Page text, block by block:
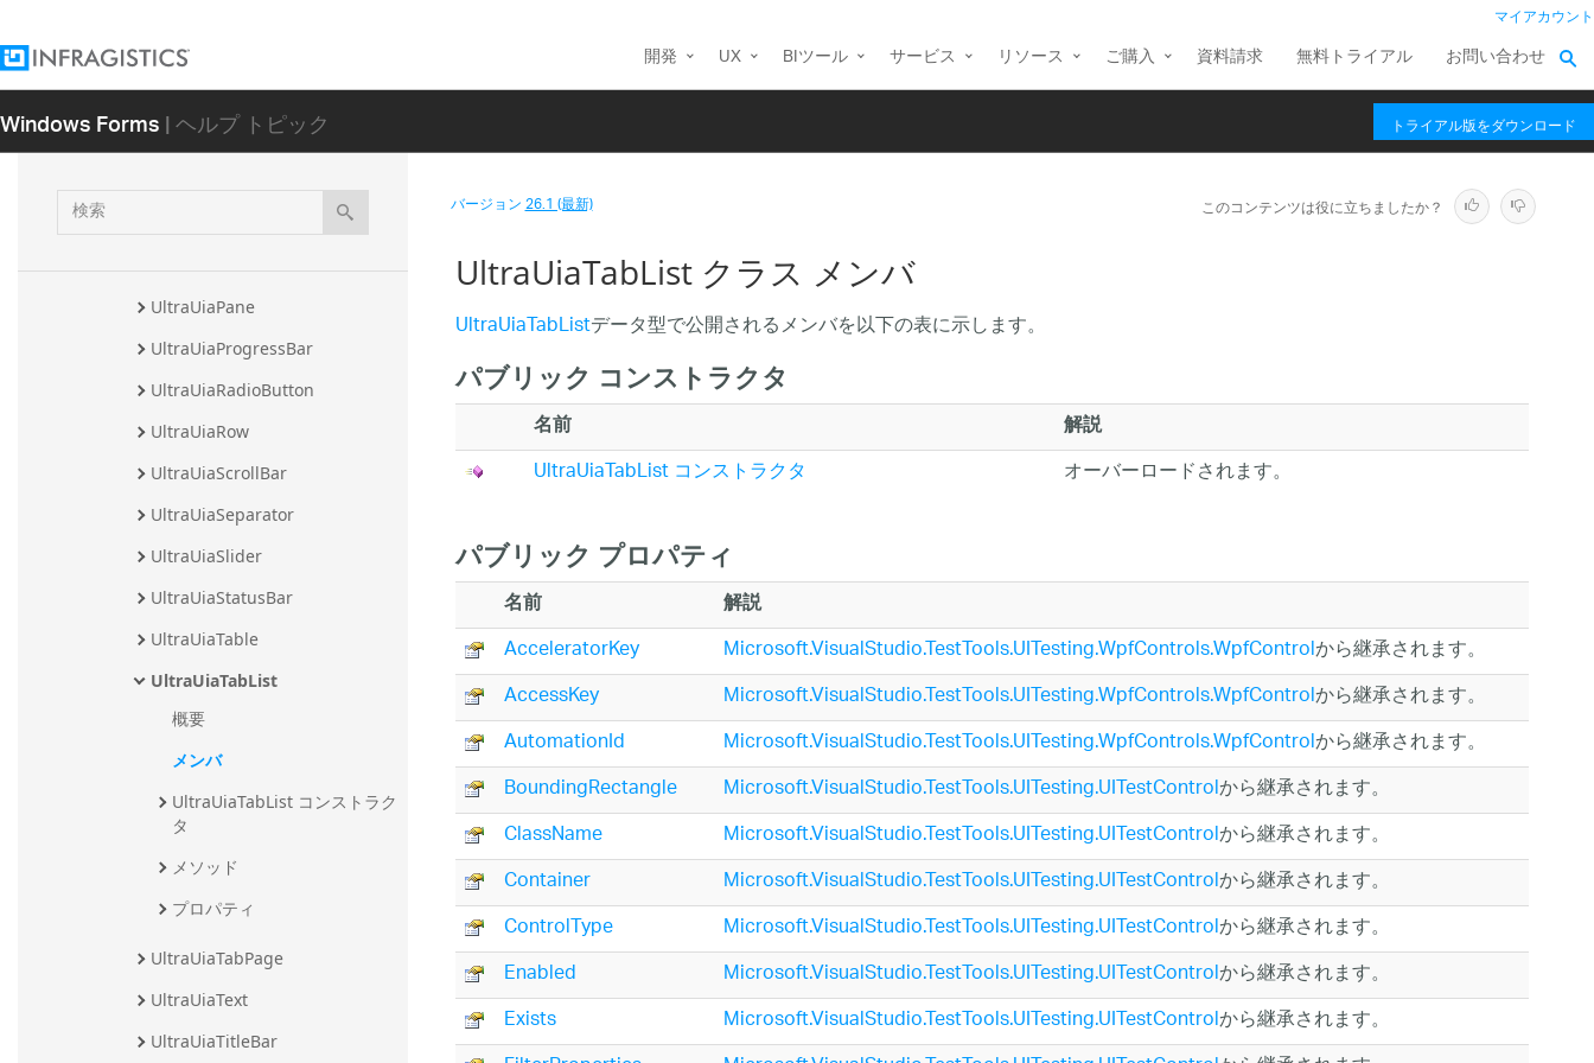
マイアカウント
開発 UX BIツール サービス リソース ご購入 資料請求 無料トライアル お問い合わせ
Windows Forms| ヘルプ トピック トライアル版をダウンロード
検
索
UltraUiaHyperlink
UltraUiaList
UltraUiaMenuItem
UltraUiaPane
UltraUiaProgressBar
UltraUiaRadioButton
UltraUiaRow
UltraUiaScrollBar
UltraUiaSeparator
UltraUiaSlider
UltraUiaStatusBar
UltraUiaTable
UltraUiaTabList
概要
メンバ
UltraUiaTabList コンストラク
タ
メソッド
プロパティ
UltraUiaTabPage
UltraUiaText
UltraUiaTitleBar
バージョン26.1 (最新) このコンテンツは役に立ちましたか？
UltraUiaTabList クラス メンバ
UltraUiaTabListデータ型で公開されるメンバを以下の表に示します。
パブリック コンストラクタ
名前 解説
UltraUiaTabList コンストラクタ オーバーロードされます。
パブリック プロパティ
名前 解説
AcceleratorKey Microsoft.VisualStudio.TestTools.UITesting.WpfControls.WpfControlから継承されます。
AccessKey
Microsoft.VisualStudio.TestTools.UITesting.WpfControls.WpfControlから継承されます。
AutomationId
Microsoft.VisualStudio.TestTools.UITesting.WpfControls.WpfControlから継承されます。
BoundingRectangle
Microsoft.VisualStudio.TestTools.UITesting.UITestControlから継承されます。
ClassName
Microsoft.VisualStudio.TestTools.UITesting.UITestControlから継承されます。
Container
Microsoft.VisualStudio.TestTools.UITesting.UITestControlから継承されます。
ControlType
Microsoft.VisualStudio.TestTools.UITesting.UITestControlから継承されます。
Enabled
Microsoft.VisualStudio.TestTools.UITesting.UITestControlから継承されます。
Exists
Microsoft.VisualStudio.TestTools.UITesting.UITestControlから継承されます。